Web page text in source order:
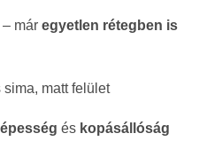
– már egyetlen rétegben is
sima, matt felület
és kopásállóság